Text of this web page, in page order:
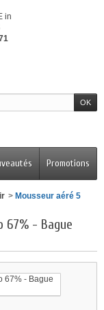
in
Promotions
> Mousseur aéré 5
67% - Bague